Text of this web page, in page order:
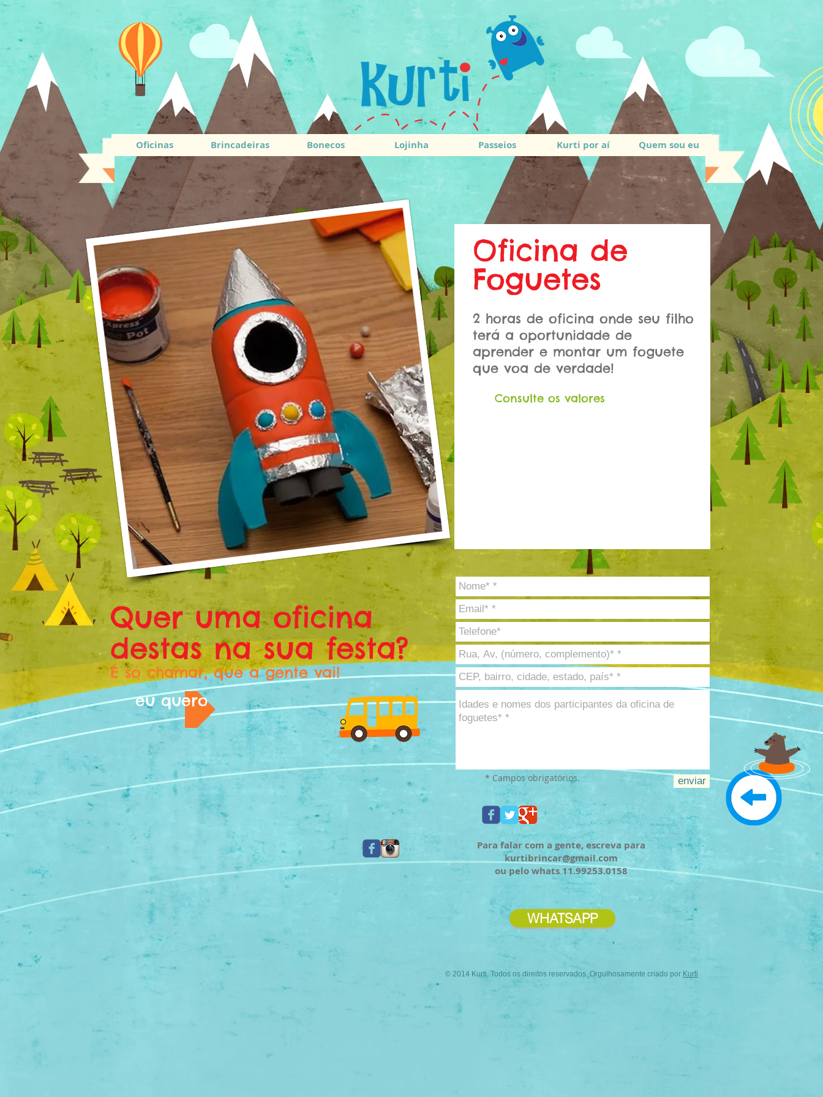
Oficina de
Foguetes
2 horas de oficina onde seu filho
terá a oportunidade de
aprender e montar um foguete
que voa de verdade!
Consulte os valores
Quer uma oficina
destas na sua festa?
É só chamar, que a gente vai!
eu quero
* Campos obrigatórios. enviar
Oficinas Brincadeiras Bonecos Lojinha Passeios Kurti por aí Quem sou eu
Para falar com a gente, escreva para
kurtibrincar@gmail.com
ou pelo whats 11.99253.0158
WHATSAPP
© 2014 Kurti. Todos os direitos reservados. Orgulhosamente criado por Kurti